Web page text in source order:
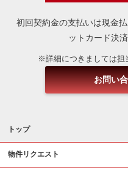
初回契約金の支払いは現金払
ットカード決
※詳細につきましては担
お問い
トップ
物件リクエスト